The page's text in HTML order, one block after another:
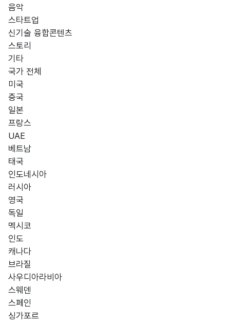
음악
스타트업
신기술 융합콘텐츠
스토리
기타
국가 선택
국가 전체
미국
중국
일본
프랑스
UAE
베트남
태국
인도네시아
러시아
영국
독일
멕시코
인도
캐나다
브라질
사우디아라비아
스웨덴
스페인
싱가포르